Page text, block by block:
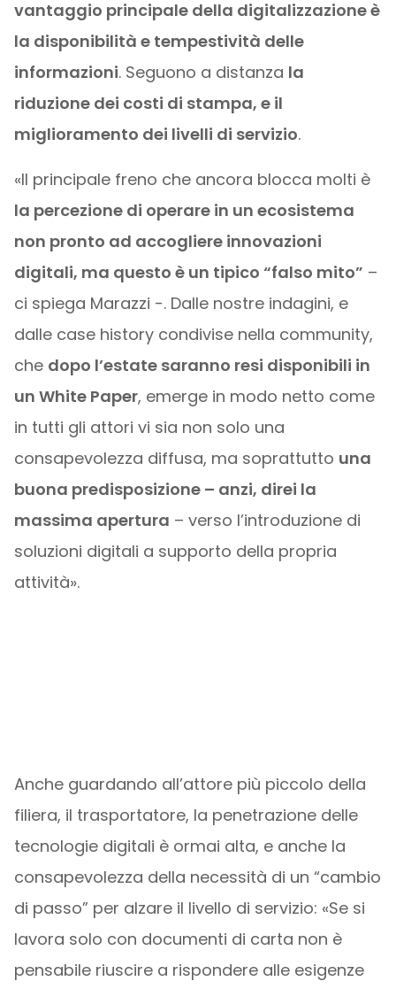
vantaggio principale della digitalizzazione è
la disponibilità e tempestività delle
informazioni. Seguono a distanza la
riduzione dei costi di stampa, e il
miglioramento dei livelli di servizio.
«Il principale freno che ancora blocca molti è
la percezione di operare in un ecosistema
non pronto ad accogliere innovazioni
digitali, ma questo è un tipico “falso mito” –
ci spiega Marazzi -. Dalle nostre indagini, e
dalle case history condivise nella community,
che dopo l’estate saranno resi disponibili in
un White Paper, emerge in modo netto come
in tutti gli attori vi sia non solo una
consapevolezza diffusa, ma soprattutto una
buona predisposizione – anzi, direi la
massima apertura – verso l’introduzione di
soluzioni digitali a supporto della propria
attività».
Anche guardando all’attore più piccolo della
filiera, il trasportatore, la penetrazione delle
tecnologie digitali è ormai alta, e anche la
consapevolezza della necessità di un “cambio
di passo” per alzare il livello di servizio: «Se si
lavora solo con documenti di carta non è
pensabile riuscire a rispondere alle esigenze